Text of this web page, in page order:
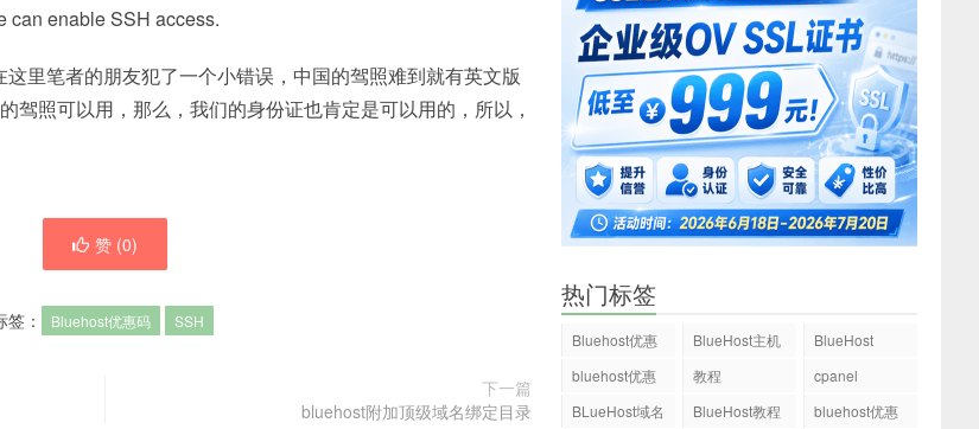
can enable SSH access.
里笔者的朋友犯了一个小错误，中国的驾照难到就有英文版
驾照可以用，那么，我们的身份证也肯定是可以用的，所以，
赞 (0)
签： Bluehost优惠码 SSH
下一篇
bluehost附加顶级域名绑定目录
热门标签
Bluehost优惠
BlueHost主机
BlueHost
bluehost优惠
教程
cpanel
BLueHost域名
BlueHost教程
bluehost优惠